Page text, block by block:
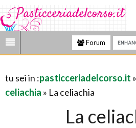
Forum
tu sei in :pasticceriadelcorso.it »
celiachia » La celiachia
La